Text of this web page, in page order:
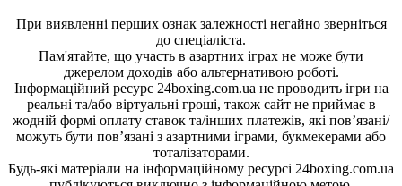
При виявленні перших ознак залежності негайно зверніться
до спеціаліста.
Пам'ятайте, що участь в азартних іграх не може бути
джерелом доходів або альтернативою роботі.
Інформаційний ресурс 24boxing.com.ua не проводить ігри на
реальні та/або віртуальні гроші, також сайт не приймає в
жодній формі оплату ставок та/інших платежів, які пов’язані/
можуть бути пов’язані з азартними іграми, букмекерами або
тоталізаторами.
Будь-які матеріали на інформаційному ресурсі 24boxing.com.ua